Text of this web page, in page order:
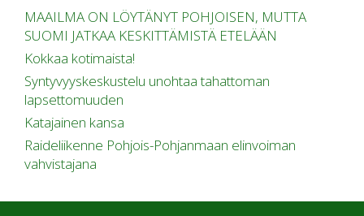
MAAILMA ON LÖYTÄNYT POHJOISEN, MUTTA
SUOMI JATKAA KESKITTÄMISTÄ ETELÄÄN
Kokkaa kotimaista!
Syntyvyyskeskustelu unohtaa tahattoman
lapsettomuuden
Katajainen kansa
Raideliikenne Pohjois-Pohjanmaan elinvoiman
vahvistajana